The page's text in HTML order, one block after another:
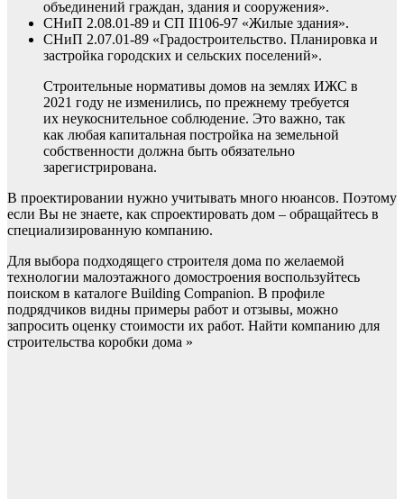
объединений граждан, здания и сооружения».
СНиП 2.08.01-89 и СП II106-97 «Жилые здания».
СНиП 2.07.01-89 «Градостроительство. Планировка и
застройка городских и сельских поселений».
Строительные нормативы домов на землях ИЖС в
2021 году не изменились, по прежнему требуется
их неукоснительное соблюдение. Это важно, так
как любая капитальная постройка на земельной
собственности должна быть обязательно
зарегистрирована.
В проектировании нужно учитывать много нюансов. Поэтому
если Вы не знаете, как спроектировать дом – обращайтесь в
специализированную компанию.
Для выбора подходящего строителя дома по желаемой
технологии малоэтажного домостроения воспользуйтесь
поиском в каталоге Building Companion. В профиле
подрядчиков видны примеры работ и отзывы, можно
запросить оценку стоимости их работ. Найти компанию для
строительства коробки дома »